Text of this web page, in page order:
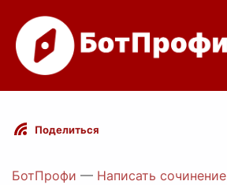
Режимы бота
Цены
Поделиться
БотПрофи — Написать сочинение